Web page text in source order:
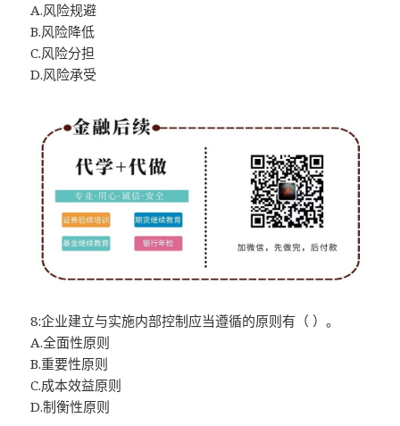
A.风险规避
B.风险降低
C.风险分担
D.风险承受
8:企业建立与实施内部控制应当遵循的原则有（ ）。
A.全面性原则
B.重要性原则
C.成本效益原则
D.制衡性原则